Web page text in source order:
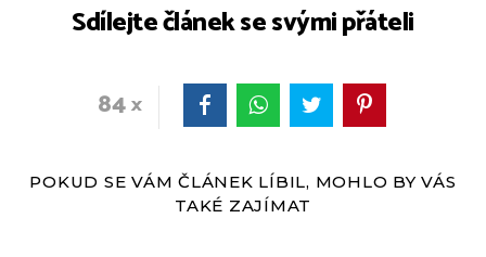
Sdílejte článek se svými přáteli
84
POKUD SE VÁM ČLÁNEK LÍBIL, MOHLO BY VÁS
TAKÉ ZAJÍMAT